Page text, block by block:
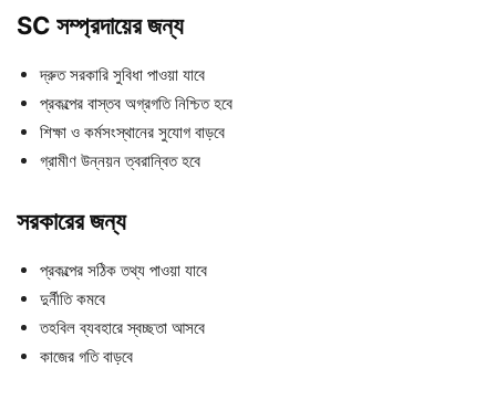
SC সম্প্রদায়ের জন্য
দ্রুত সরকারি সুবিধা পাওয়া যাবে
প্রকল্পের বাস্তব অগ্রগতি নিশ্চিত হবে
শিক্ষা ও কর্মসংস্থানের সুযোগ বাড়বে
গ্রামীণ উন্নয়ন ত্বরান্বিত হবে
সরকারের জন্য
প্রকল্পের সঠিক তথ্য পাওয়া যাবে
দুর্নীতি কমবে
তহবিল ব্যবহারে স্বচ্ছতা আসবে
কাজের গতি বাড়বে